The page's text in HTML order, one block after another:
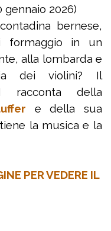
gennaio 2026)
bernese,
formaggio in un
alla lombarda e
dei violini? Il
racconta della
e della sua
la musica e la
PER VEDERE IL